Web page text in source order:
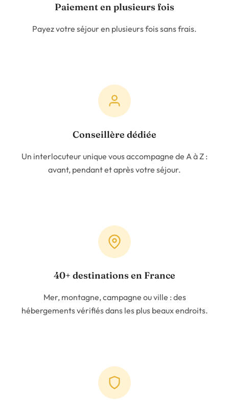
Paiement en plusieurs fois
Payez votre séjour en plusieurs fois sans frais.
Conseillère dédiée
Un interlocuteur unique vous accompagne de A à Z :
avant, pendant et après votre séjour.
40+ destinations en France
Mer, montagne, campagne ou ville : des
hébergements vérifiés dans les plus beaux endroits.